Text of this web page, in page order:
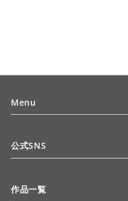
Menu
公式SNS
作品一覧